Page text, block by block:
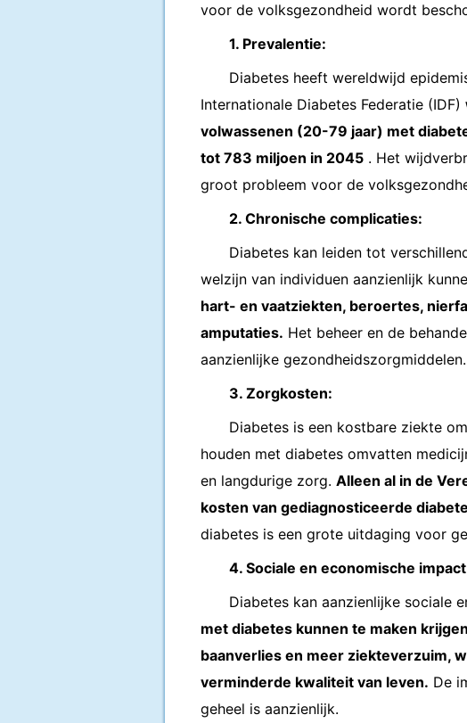
voor de volksgezondheid wordt
1. Prevalentie:
Diabetes heeft wereldwijd
Internationale Diabetes Federatie (IDF)
volwassenen (20-79 jaar) met
tot 783 miljoen in 2045 . Het
groot probleem voor de
2. Chronische complicaties:
Diabetes kan leiden tot
welzijn van individuen aanzienlijk
hart- en vaatziekten, beroertes,
amputaties. Het beheer en de
aanzienlijke gezondheidszorgmiddelen.
3. Zorgkosten:
Diabetes is een kostbare ziekte
houden met diabetes omvatten
en langdurige zorg. Alleen al in de
kosten van gediagnosticeerde
diabetes is een grote uitdaging voor
4. Sociale en economische
Diabetes kan aanzienlijke sociale
met diabetes kunnen te maken
baanverlies en meer ziekteverzuim,
verminderde kwaliteit van leven. De
geheel is aanzienlijk.